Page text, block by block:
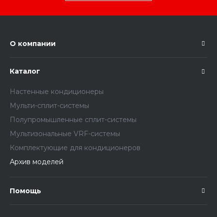
О компании
Каталог
Настенные кондиционеры
Мульти-сплит-системы
Полупромышленные сплит-системы
Мультизональные VRF-системы
Комплектующие для кондиционеров
Архив моделей
Помощь